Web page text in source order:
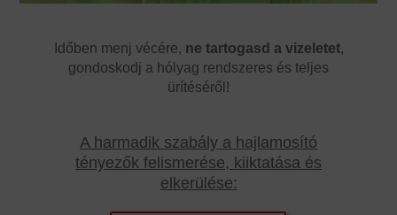
Időben menj vécére, ne tartogasd a vizeletet,
gondoskodj a hólyag rendszeres és teljes
ürítéséről!
A harmadik szabály a hajlamosító
tényezők felismerése, kiiktatása és
elkerülése: